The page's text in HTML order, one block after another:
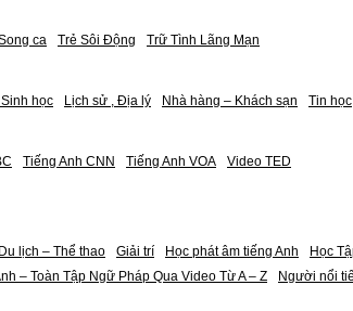
ca Trẻ Sôi Động Trữ Tình Lãng Mạn
học Lịch sử , Địa lý Nhà hàng – Khách sạn Tin học
Tiếng Anh CNN Tiếng Anh VOA Video TED
Du lịch – Thể thao Giải trí Học phát âm tiếng Anh Học
– Toàn Tập Ngữ Pháp Qua Video Từ A – Z Người nổi